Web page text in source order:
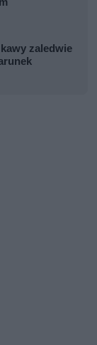
zaledwie